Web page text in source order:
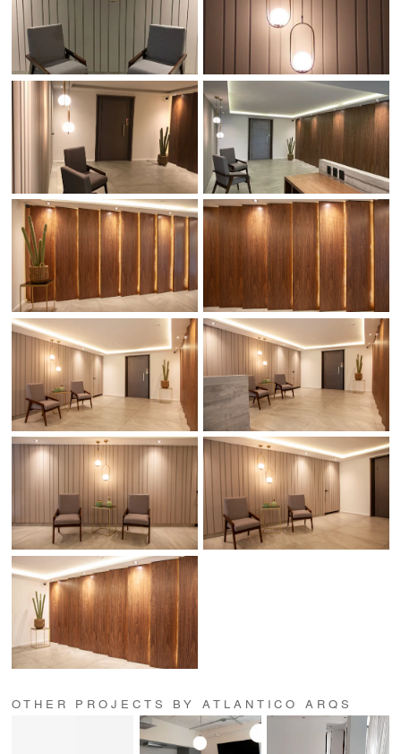
OTHER PROJECTS BY ATLANTICO ARQS